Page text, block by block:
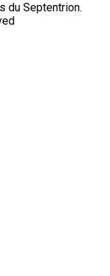
du Septentrion.